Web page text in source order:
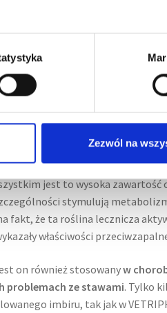
Zezwól na
: Vetripharm GmbH D-86913
lecznicza dla koni
bólu lub zapalenia imbiru używa
również używany do
funkcjonowania układu
jest to wysoka
stymulują
fakt, że ta roślina lecznicza
właściwości
on również stosowanyw
problemach ze stawami. Tylko
imbiru, tak jak w